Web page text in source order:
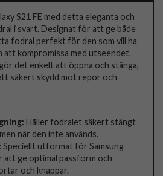
S21 FE med detta eleganta och
i svart. Designat för att ge både
fodral perfekt för den som vill ha
kompromissa med utseendet.
det enkelt att öppna och stänga,
säkert skydd mot repor och
Håller fodralet säkert stängt
när den inte används.
Speciellt utformat för Samsung
att ge optimal passform och
och knappar.